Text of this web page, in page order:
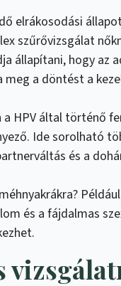
elrákosodási
szűrővizsgálat
állapítani, hogy az
meg a döntést a
a HPV által történő
Ide sorolható
és a
és a fájdalmas